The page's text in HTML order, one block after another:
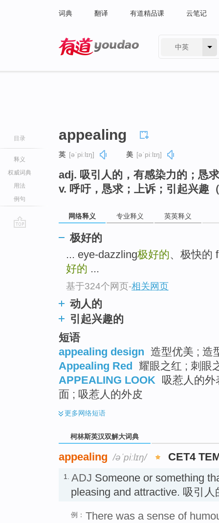
词典 翻译 有道精品课 云笔记
中英
目录
释义
权威词典
用法
例句
appealing
英 [əˈpiːlɪŋ] 美 [əˈpiːlɪŋ]
adj. 吸引人的，有感染力的；恳
v. 呼吁，恳求；上诉；引起兴趣
网络释义 专业释义 英英释义
极好的
... eye-dazzling极好的、极快的
好的 ...
基于324个网页-相关网页
动人的
引起兴趣的
短语
appealing design 造型优美 ; 造
Appealing Red
耀眼之红 ; 刺眼
APPEALING LOOK 吸惹人的
面 ; 吸惹人的外皮
更多网络短语
柯林斯英汉双解大词典
appealing /əˈpiːlɪŋ/ CET4
1. ADJ Someone or something
pleasing and attractive. 吸引人
例： There was a sense of